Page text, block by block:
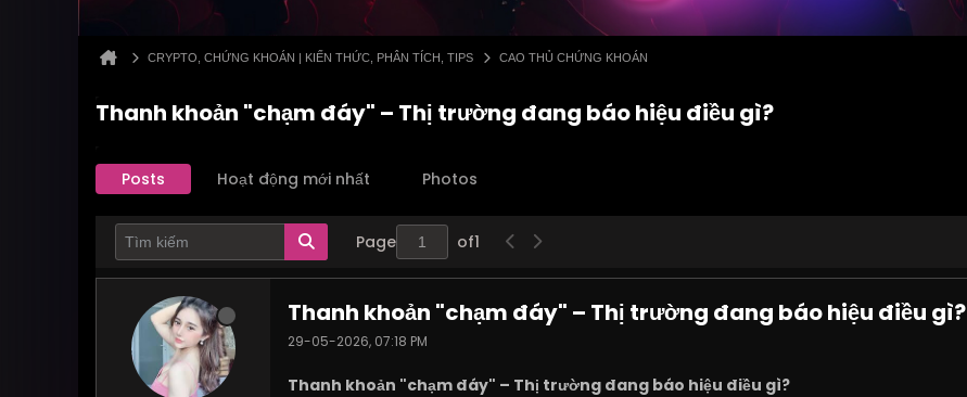
CRYPTO, CHỨNG KHOÁN | KIẾN THỨC, PHÂN TÍCH, TIPS CAO THỦ CHỨNG KHOÁN
Thanh khoản "chạm đáy" – Thị trường đang báo hiệu điều gì?
Posts Hoạt động mới nhất Photos
Page of1
Thanh khoản "chạm đáy" – Thị trường đang báo hiệu điều gì?
29-05-2026, 07:18 PM
Thanh khoản "chạm đáy" – Thị trường đang báo hiệu điều gì?